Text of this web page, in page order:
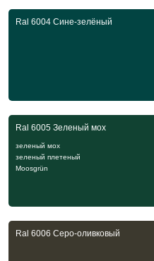
Ral 6004 Сине-зелёный
Ral 6005 Зеленый мох
зеленый мох
зеленый плетеный
Moosgrün
Ral 6006 Серо-оливковый